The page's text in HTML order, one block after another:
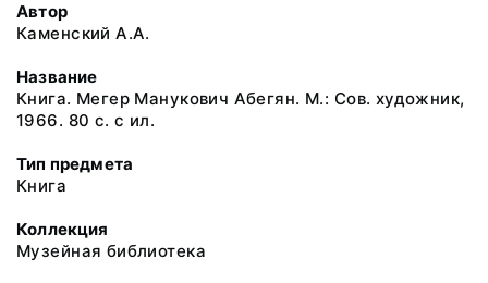
Автор
Каменский А.А.
Название
Книга. Мегер Манукович Абегян. М.: Сов. художник,
1966. 80 с. с ил.
Тип предмета
Книга
Коллекция
Музейная библиотека